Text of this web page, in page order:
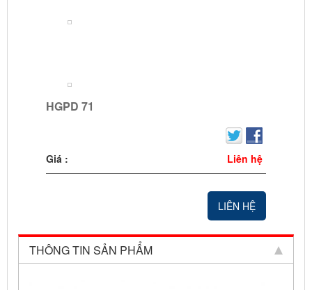
HGPD 71
Giá : Liên hệ
LIÊN HỆ
THÔNG TIN SẢN PHẨM